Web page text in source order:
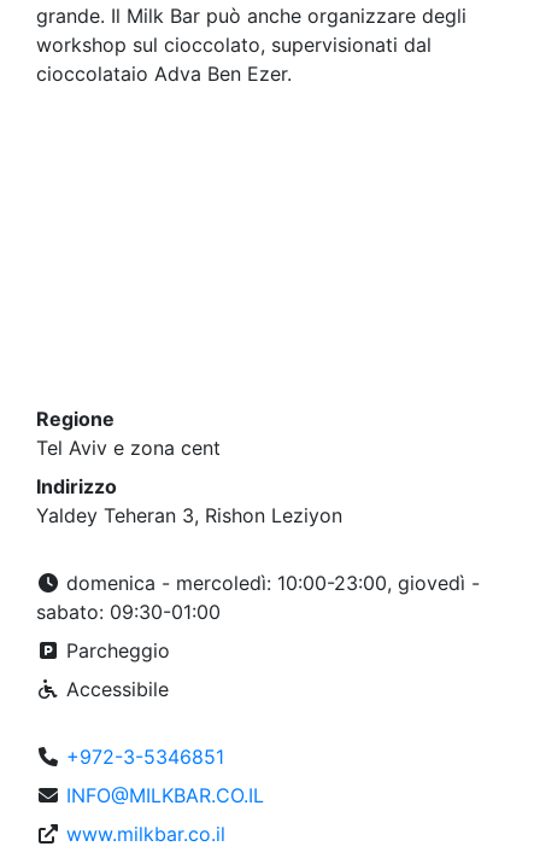
grande. Il Milk Bar può anche organizzare degli
workshop sul cioccolato, supervisionati dal
cioccolataio Adva Ben Ezer.
Regione
Tel Aviv e zona cent
Indirizzo
Yaldey Teheran 3, Rishon Leziyon
domenica - mercoledì: 10:00-23:00, giovedì -
sabato: 09:30-01:00
Parcheggio
Accessibile
+972-3-5346851
INFO@MILKBAR.CO.IL
www.milkbar.co.il